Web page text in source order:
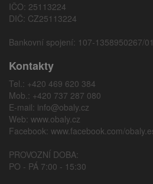
IČO: 25113224
DIČ: CZ25113224
Bankovní spojení: 107-1358950267/
Kontakty
Tel.: +420 469 620 384
Mob.: +420 737 287 080
E-mail: info@obaly.cz
Web: www.obaly.cz
Facebook: www.facebook.com/
PROVOZNÍ DOBA:
PO - PÁ 7:00 - 15:30